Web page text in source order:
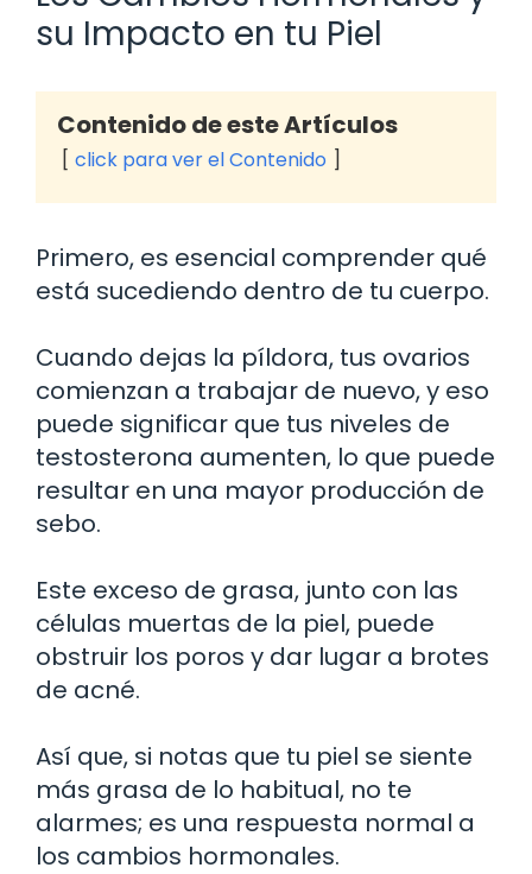
su Impacto en tu Piel
Contenido de este Artículos
click para ver el Contenido
Primero, es esencial comprender qué
está sucediendo dentro de tu cuerpo.
Cuando dejas la píldora, tus ovarios
comienzan a trabajar de nuevo, y eso
puede significar que tus niveles de
testosterona aumenten, lo que puede
resultar en una mayor producción de
sebo.
Este exceso de grasa, junto con las
células muertas de la piel, puede
obstruir los poros y dar lugar a brotes
de acné.
Así que, si notas que tu piel se siente
más grasa de lo habitual, no te
alarmes; es una respuesta normal a
los cambios hormonales.